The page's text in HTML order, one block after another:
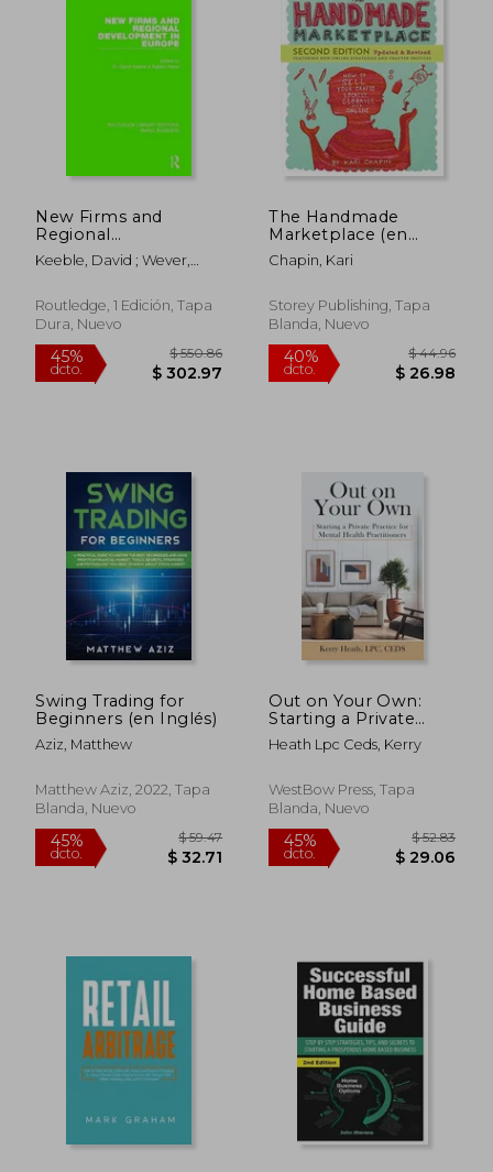
dcto. dcto.
45%
dcto.
$ 52.20 45%
dcto.
New Firms and
Regional
Development in
Europe (en Inglés)
Keeble, David ; Wever,
Routledge, 1 Edición, Tapa
Dura, Nuevo
The Handmade
Marketplace (en
Inglés)
Chapin, Kari
Storey Publishing, Tapa
Blanda, Nuevo
Swing Trading for
Beginners (en Inglés)
Aziz, Matthew
Matthew Aziz, 2022, Tapa
Blanda, Nuevo
Out on Your Own:
Starting a Private
Practice for Mental
Health Practitioners
Heath Lpc Ceds, Kerry
WestBow Press, Tapa
Blanda, Nuevo